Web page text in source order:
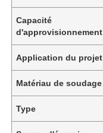
Capacité
d'approvisionnement
Application du projet
Matériau de soudage
Type